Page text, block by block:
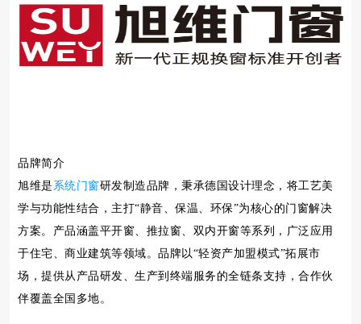
品牌简介
旭维是 系统门窗研发制造品牌，秉承德国设计理念，将工艺美
学与功能性结合，主打“静音、保温、环保”为核心的门窗解决
方案。产品涵盖平开窗、推拉窗、双内开窗等系列，广泛应用
于住宅、商业建筑等领域。品牌以“轻资产加盟模式”拓展市
场，提供从产品研发、生产到终端服务的全链条支持，合作伙
伴覆盖全国多地。